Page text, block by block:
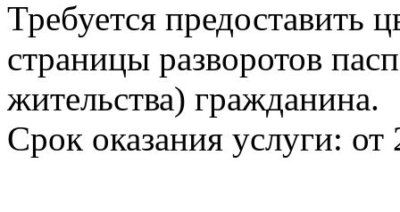
Требуется предоставить
страницы разворотов
жительства) гражданина.
Срок оказания услуги: от